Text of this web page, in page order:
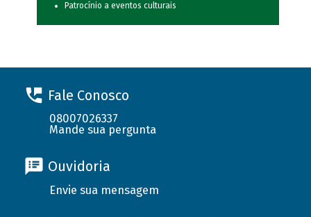
Patrocínio a eventos culturais
Fale Conosco
08007026337
Mande sua pergunta
Ouvidoria
Envie sua mensagem